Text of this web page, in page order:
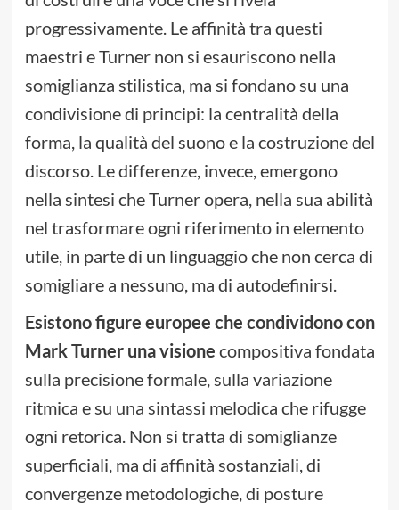
progressivamente. Le affinità tra questi
maestri e Turner non si esauriscono nella
somiglianza stilistica, ma si fondano su una
condivisione di principi: la centralità della
forma, la qualità del suono e la costruzione del
discorso. Le differenze, invece, emergono
nella sintesi che Turner opera, nella sua abilità
nel trasformare ogni riferimento in elemento
utile, in parte di un linguaggio che non cerca di
somigliare a nessuno, ma di autodefinirsi.
Esistono figure europee che condividono con
Mark Turner una visione compositiva fondata
sulla precisione formale, sulla variazione
ritmica e su una sintassi melodica che rifugge
ogni retorica. Non si tratta di somiglianze
superficiali, ma di affinità sostanziali, di
convergenze metodologiche, di posture